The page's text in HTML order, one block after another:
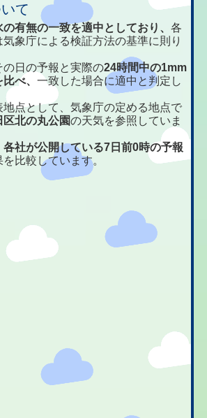
て
の有無の一致を適中としており、各
象庁による検証方法の基準に則り
日の予報と実際の24時間中の1mm
比べ、一致した場合に適中と判定し
点として、気象庁の定める地点で
区北の丸公園の天気を参照していま
各社が公開している7日前0時の予報
比較しています。